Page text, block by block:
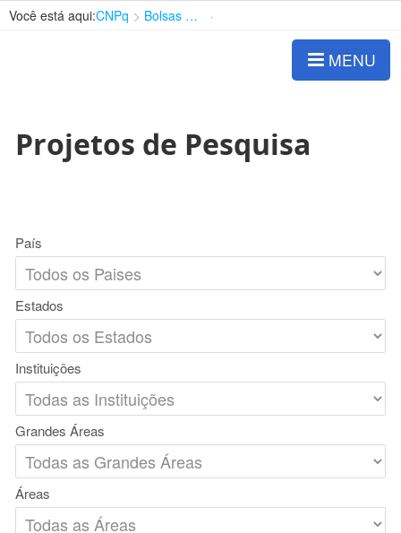
Você está aqui:CNPq Bolsas e Auxílios Vigentes
MENU
Projetos de Pesquisa
País
Estados
Instituições
Grandes Áreas
Áreas